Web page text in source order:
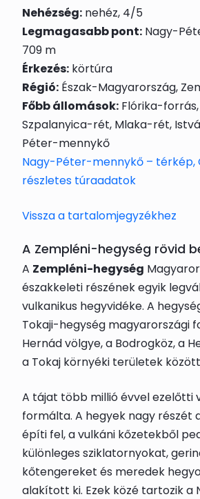
Nehézség: nehéz, 4/5
Legmagasabb pont: Nagy-
709 m
Érkezés: körtúra
Régió: Észak-Magyarország,
Főbb állomások: Flórika-
Szpalanyica-rét, Mlaka-rét,
Péter-mennykő
Nagy-Péter-mennykő – térkép,
részletes túraadatok
Vissza a tartalomjegyzékhez
A Zempléni-hegység rövid
A Zempléni-hegység
északkeleti részének egyik
vulkanikus hegyvidéke. A
Tokaji-hegység magyarországi
Hernád völgye, a Bodrogköz, a
a Tokaj környéki területek
A tájat több millió évvel ezelőtti
formálta. A hegyek nagy részét
építi fel, a vulkáni kőzetekből
különleges sziklatornyokat,
kőtengereket és meredek
alakított ki. Ezek közé tartozik a